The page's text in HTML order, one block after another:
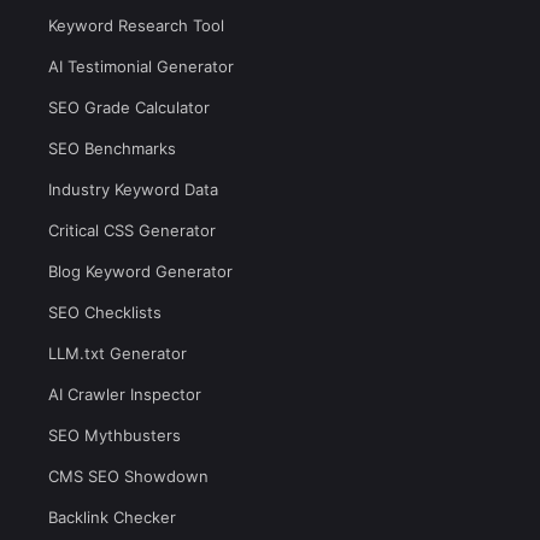
Keyword Research Tool
AI Testimonial Generator
SEO Grade Calculator
SEO Benchmarks
Industry Keyword Data
Critical CSS Generator
Blog Keyword Generator
SEO Checklists
LLM.txt Generator
AI Crawler Inspector
SEO Mythbusters
CMS SEO Showdown
Backlink Checker